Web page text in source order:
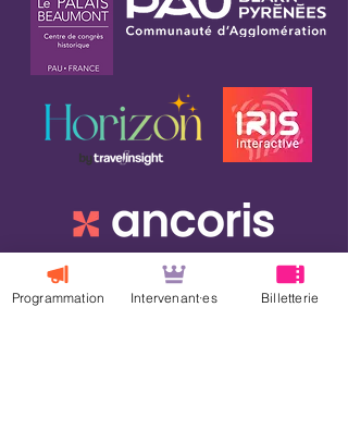
Programmation Intervenant·es Billetterie